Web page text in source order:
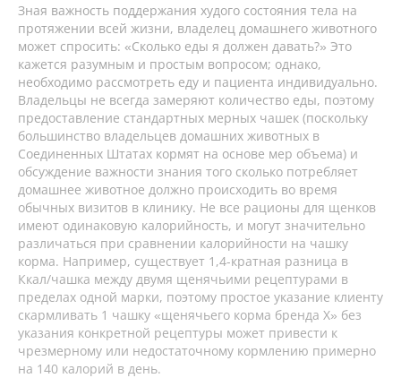
Зная важность поддержания худого состояния тела на
протяжении всей жизни, владелец домашнего животного
может спросить: «Сколько еды я должен давать?» Это
кажется разумным и простым вопросом; однако,
необходимо рассмотреть еду и пациента индивидуально.
Владельцы не всегда замеряют количество еды, поэтому
предоставление стандартных мерных чашек (поскольку
большинство владельцев домашних животных в
Соединенных Штатах кормят на основе мер объема) и
обсуждение важности знания того сколько потребляет
домашнее животное должно происходить во время
обычных визитов в клинику. Не все рационы для щенков
имеют одинаковую калорийность, и могут значительно
различаться при сравнении калорийности на чашку
корма. Например, существует 1,4-кратная разница в
Ккал/чашка между двумя щенячьими рецептурами в
пределах одной марки, поэтому простое указание клиенту
скармливать 1 чашку «щенячьего корма бренда X» без
указания конкретной рецептуры может привести к
чрезмерному или недостаточному кормлению примерно
на 140 калорий в день.